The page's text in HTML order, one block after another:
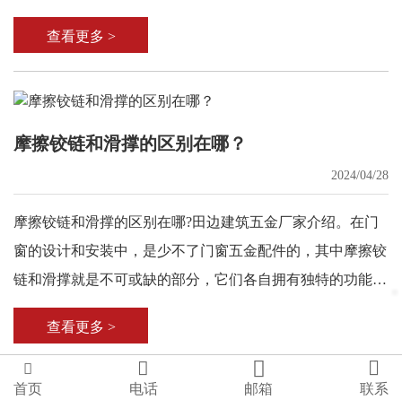
用。
查看更多 >
摩擦铰链和滑撑的区别在哪？
2024/04/28
摩擦铰链和滑撑的区别在哪?田边建筑五金厂家介绍。在门
窗的设计和安装中，是少不了门窗五金配件的，其中摩擦铰
链和滑撑就是不可或缺的部分，它们各自拥有独特的功能和
用途。
查看更多 >

首页

电话

邮箱

联系